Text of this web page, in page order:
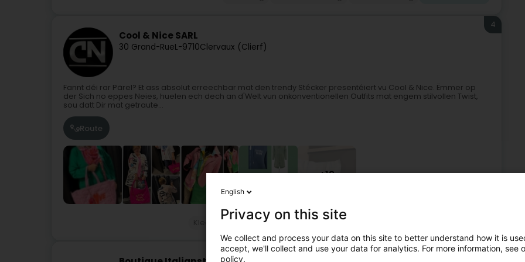
Cool & Nice SARL
30 Grand-RueL-9710Clervaux (Clierf)
4
Fannt déi rar Pärel? Et ass absolut erreechbar mat den trendy Stécker presentéiert vu Cool & Nice. Ëmmer op
der Sich no eppes Neies, huelen ech dech an d'Welt vun onkonventionellen Outfits mat engem stilvollen Twist,
sou datt Dir mat getraute...
Route
+19
Kleedung Dammemoud Jeans Shop an Accessoiren
5
English
Privacy on this site
We collect and process your data on this site to better understand how it is
accept, we'll collect and use your data for analytics. For more information, see
policy.